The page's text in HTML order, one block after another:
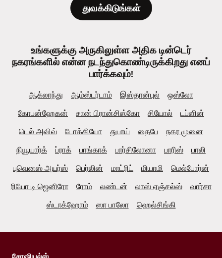
துவக்கிடுங்கள்
உங்களுக்கு அருகிலுள்ள அதிக டின்டெர்
நகரங்களில் என்ன நடந்துகொண்டிருக்கிறது எனப்
பார்க்கவும்!
ஆக்லாந்து ஆம்ஸ்டர்டாம் இஸ்தான்புல்
ஒஸ்லோ
கோபன்ஹேகன்
சான் பிரான்சிஸ்கோ சியோல்
டப்ளின்
டெல் அவிவ்
டோக்கியோ துபாய் தைபே
நகர முனை
நியூயார்க்
ப்ராக் பாங்காக் பார்சிலோனா பாரிஸ்
பாலி
புவெனஸ் அயர்ஸ்
பெர்லின் மாட்ரிட் மியாமி
மெல்போர்ன்
ரியோ டி ஜெனிரோ
ரோம் லண்டன் லாஸ் ஏஞ்சல்ஸ்
வார்சா
ஸ்டாக்ஹோம்
ஸா பாலோ ஹெல்சிங்கி